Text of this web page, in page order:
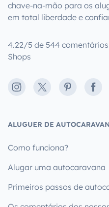
chave-na-mão para os
em total liberdade e
4.22/5 de 544
Shops
Instagram
X Pinterest
ALUGUER DE
Como funciona?
Alugar uma autocaravana
Primeiros passos de